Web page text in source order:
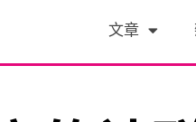
文章